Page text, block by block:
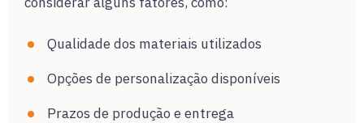
Qualidade dos materiais utilizados
Opções de personalização disponíveis
Prazos de produção e entrega